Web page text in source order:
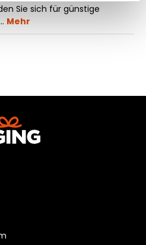
Sie sich für günstige
Mehr